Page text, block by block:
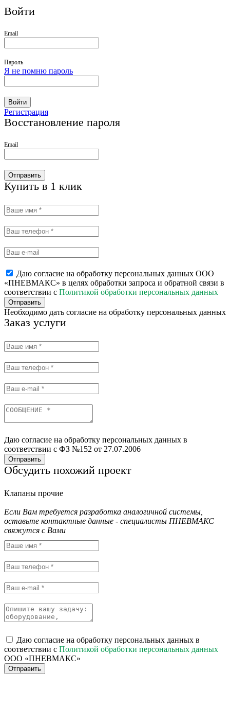
Войти
Email
Пароль
Я не помню пароль
Войти
Регистрация
Восстановление пароля
Email
Отправить
Купить в 1 клик
Даю согласие на обработку персональных данных ООО
«ПНЕВМАКС» в целях обработки запроса и обратной связи в
соответствии с Политикой обработки персональных данных
Отправить
Необходимо дать согласие на обработку персональных данных
Заказ услуги
Даю согласие на обработку персональных данных в
соответствии с ФЗ №152 от 27.07.2006
Отправить
Обсудить похожий проект
Клапаны прочие
Если Вам требуется разработка аналогичной системы,
оставьте контактные данные - специалисты ПНЕВМАКС
свяжутся с Вами
Даю согласие на обработку персональных данных в
соответствии с Политикой обработки персональных данных
ООО «ПНЕВМАКС»
Отправить